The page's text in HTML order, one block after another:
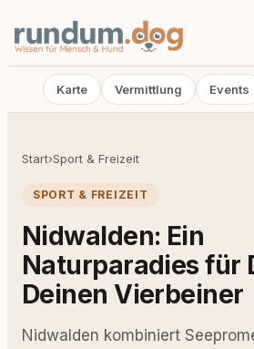
Karte Vermittlung Events
Start›Sport & Freizeit
SPORT & FREIZEIT
Nidwalden: Ein
Naturparadies für
Deinen Vierbeiner
Nidwalden kombiniert